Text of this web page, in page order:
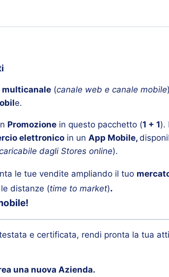
multicanale (canale web e canale mobile
e.
Promozione in questo pacchetto (1 + 1).
elettronico in un App Mobile,
dagli Stores online).
le tue vendite ampliando il tuo
distanze (time to market).
e certificata, rendi pronta la tua
una nuova Azienda.